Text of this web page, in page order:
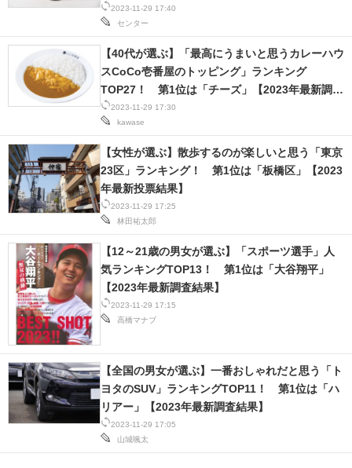
2023-11-29 17:40
センター
2023-11-29 17:30
kawase
【40代が選ぶ】「最高にうまいと思うカレーハウ
スCoCo壱番屋のトッピング」ランキング
TOP27！ 第1位は「チーズ」【2023年最新調査
結果】
2023-11-29 17:25
林田祐太郎
【女性が選ぶ】散歩するのが楽しいと思う「東京
23区」ランキング！ 第1位は「板橋区」【2023
年最新投票結果】
2023-11-29 17:15
高橋マナブ
【12～21歳の男女が選ぶ】「スポーツ選手」人
気ランキングTOP13！ 第1位は「大谷翔平」
【2023年最新調査結果】
2023-11-29 17:05
山城颯太
【全国の男女が選ぶ】一番おしゃれだと思う「ト
ヨタのSUV」ランキングTOP11！ 第1位は「ハ
リアー」【2023年最新調査結果】